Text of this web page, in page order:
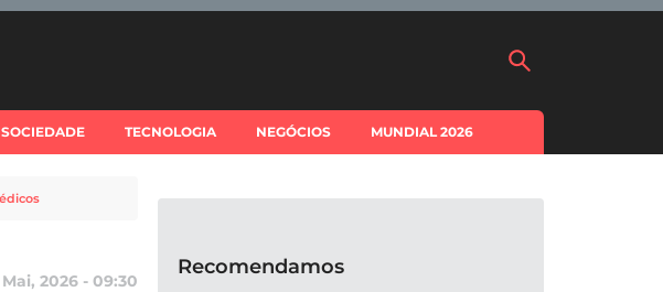
SOCIEDADE TECNOLOGIA NEGÓCIOS MUNDIAL 2026
2026 - 09:30
Recomendamos